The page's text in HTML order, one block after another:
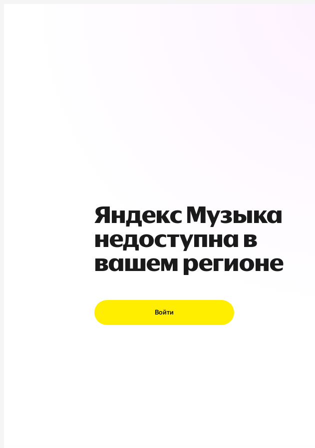
Яндекс Музыка
недоступна в
вашем регионе
Войти